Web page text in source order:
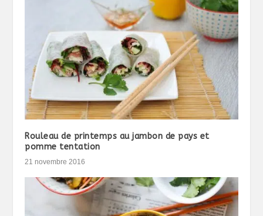
Rouleau de printemps au jambon de pays et
pomme tentation
21 novembre 2016